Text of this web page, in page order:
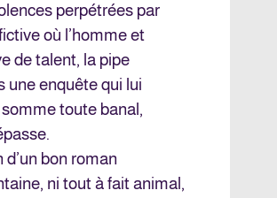
perpétrées par
où l’homme et
de talent, la pipe
une enquête qui lui
toute banal,
bon roman
ni tout à fait animal,